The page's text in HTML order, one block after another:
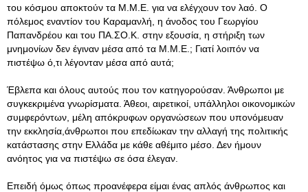
του κόσμου αποκτούν τα Μ.Μ.Ε. για να ελέγχουν τον λαό. Ο
πόλεμος εναντίον του Καραμανλή, η άνοδος του Γεωργίου
Παπανδρέου και του ΠΑ.ΣΟ.Κ. στην εξουσία, η στήριξη των
μνημονίων δεν έγιναν μέσα από τα Μ.Μ.Ε.; Γιατί λοιπόν να
πιστέψω ό,τι λέγονταν μέσα από αυτά;
Έβλεπα και όλους αυτούς που τον κατηγορούσαν. Άνθρωποι με
συγκεκριμένα γνωρίσματα. Άθεοι, αιρετικοί, υπάλληλοι οικονομικών
συμφερόντων, μέλη απόκρυφων οργανώσεων που υπονόμευαν
την εκκλησία,άνθρωποι που επεδίωκαν την αλλαγή της πολιτικής
κατάστασης στην Ελλάδα με κάθε αθέμιτο μέσο. Δεν ήμουν
ανόητος για να πιστέψω σε όσα έλεγαν.
Επειδή όμως όπως προανέφερα είμαι ένας απλός άνθρωπος και